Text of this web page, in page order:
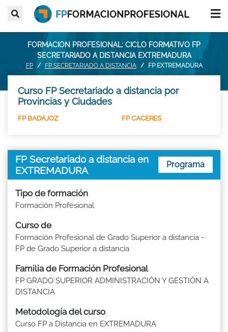
FORMACION PROFESIONAL: CICLO FORMATIVO FP
SECRETARIADO A DISTANCIA EXTREMADURA
FP FP SECRETARIADO A DISTANCIA FP EXTREMADURA
Curso FP Secretariado a distancia por
Provincias y Ciudades
FP BADAJOZ FP CACERES
FP Secretariado a distancia en
EXTREMADURA
Programa
Tipo de formación
Formación Profesional
Curso de
Formación Profesional de Grado Superior a distancia -
FP de Grado Superior a distancia
Familia de Formación Profesional
FP GRADO SUPERIOR ADMINISTRACIÓN Y GESTIÓN A
DISTANCIA
Metodología del curso
Curso FP a Distancia en EXTREMADURA